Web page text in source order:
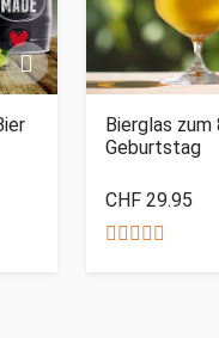
Bierglas zum
Geburtstag
CHF 29.95